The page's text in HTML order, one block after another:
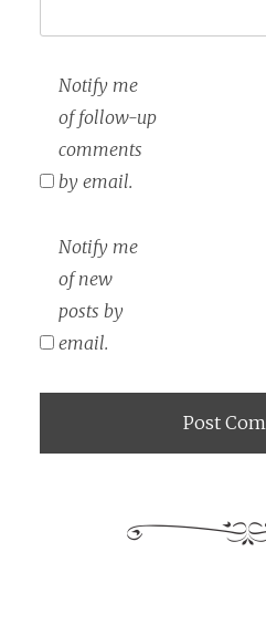
Notify me
of follow-up
comments
by email.
Notify me
of new
posts by
email.